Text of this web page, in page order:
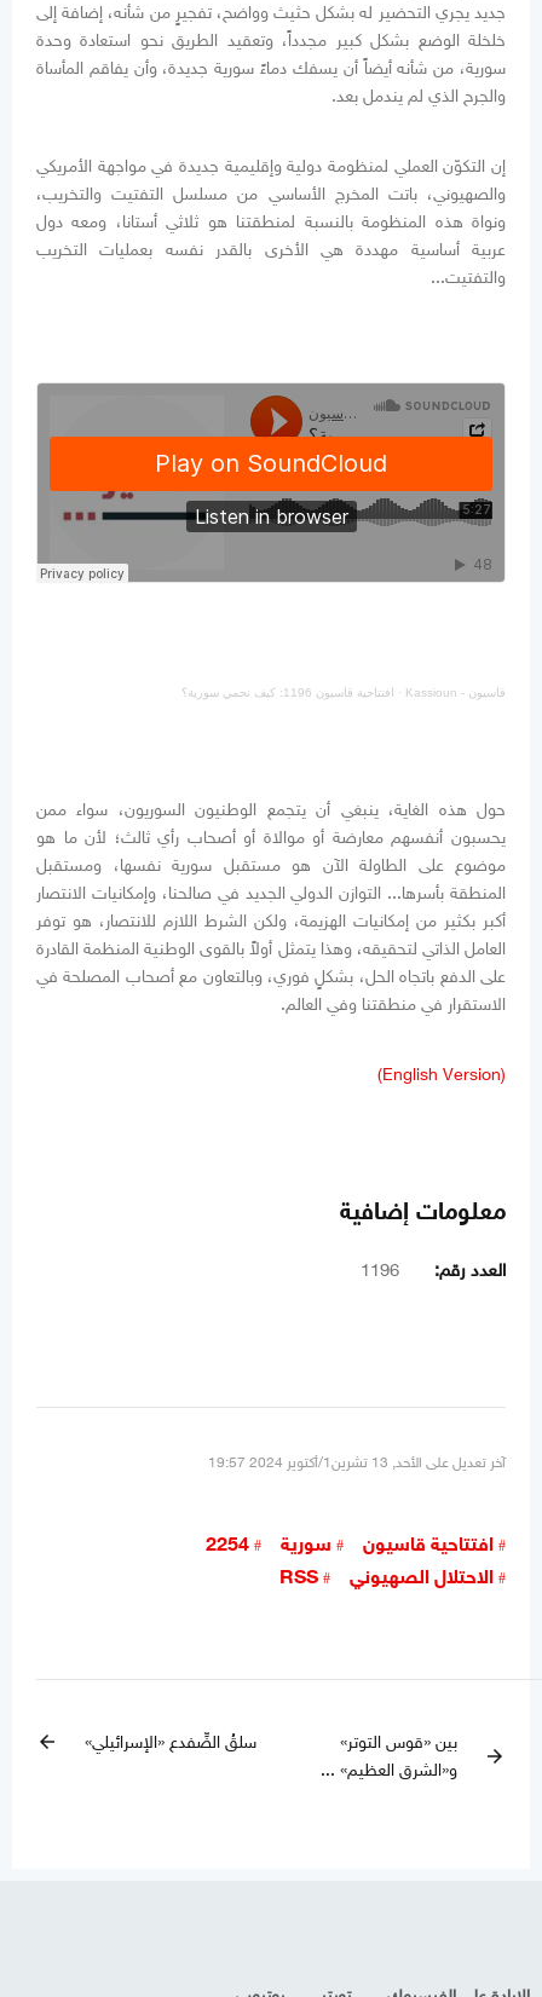
جديد يجري التحضير له بشكل حثيث وواضح، تفجيرٍ من شأنه، إضافة إلى
خلخلة الوضع بشكل كبير مجدداً، وتعقيد الطريق نحو استعادة وحدة
سورية، من شأنه أيضاً أن يسفك دماءً سورية جديدة، وأن يفاقم المأساة
والجرح الذي لم يندمل بعد.
إن التكوّن العملي لمنظومة دولية وإقليمية جديدة في مواجهة الأمريكي
والصهيوني، باتت المخرج الأساسي من مسلسل التفتيت والتخريب،
ونواة هذه المنظومة بالنسبة لمنطقتنا هو ثلاثي أستانا، ومعه دول
عربية أساسية مهددة هي الأخرى بالقدر نفسه بعمليات التخريب
والتفتيت...
قاسيون - Kassioun · افتتاحية قاسيون 1196: كيف نحمي سورية؟
حول هذه الغاية، ينبغي أن يتجمع الوطنيون السوريون، سواء ممن
يحسبون أنفسهم معارضة أو موالاة أو أصحاب رأي ثالث؛ لأن ما هو
موضوع على الطاولة الآن هو مستقبل سورية نفسها، ومستقبل
المنطقة بأسرها... التوازن الدولي الجديد في صالحنا، وإمكانيات الانتصار
أكبر بكثير من إمكانيات الهزيمة، ولكن الشرط اللازم للانتصار، هو توفر
العامل الذاتي لتحقيقه، وهذا يتمثل أولاً بالقوى الوطنية المنظمة القادرة
على الدفع باتجاه الحل، بشكلٍ فوري، وبالتعاون مع أصحاب المصلحة في
الاستقرار في منطقتنا وفي العالم.
(English Version)
معلومات إضافية
العدد رقم: 1196
آخر تعديل على الأحد, 13 تشرين1/أكتوير 2024 19:57
افتتاحية قاسيون سورية
2254
الاحتلال الصهيوني
RSS
arrow_forward
بين «قوس التوتر»
و«الشرق العظيم» ...
سلقُ الضِّفدع «الإسرائيلي» arrow_back